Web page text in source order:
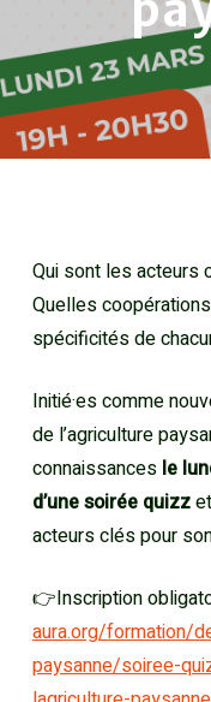
Qui sont les acteurs
Quelles
spécificités de
Initié·es comme
de l’agriculture
connaissances le
d’une soirée quizz
acteurs clés pour
👉Inscription
aura.org/formation/
paysanne/soiree-